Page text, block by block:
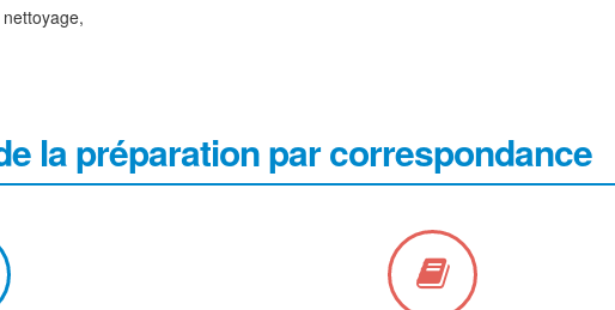
la préparation par correspondance